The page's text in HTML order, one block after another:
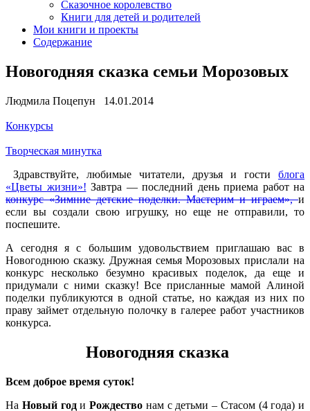
Сказочное королевство
Книги для детей и родителей
Мои книги и проекты
Содержание
Новогодняя сказка семьи Морозовых
Людмила Поцепун 14.01.2014
Конкурсы
Творческая минутка
Здравствуйте, любимые читатели, друзья и гости блога
«Цветы жизни»! Завтра — последний день приема работ на
конкурс «Зимние детские поделки. Мастерим и играем»,и
если вы создали свою игрушку, но еще не отправили, то
поспешите.
А сегодня я с большим удовольствием приглашаю вас в
Новогоднюю сказку. Дружная семья Морозовых прислали на
конкурс несколько безумно красивых поделок, да еще и
придумали с ними сказку! Все присланные мамой Алиной
поделки публикуются в одной статье, но каждая из них по
праву займет отдельную полочку в галерее работ участников
конкурса.
Новогодняя сказка
Всем доброе время суток!
На Новый годи Рождество нам с детьми – Стасом (4 года) и